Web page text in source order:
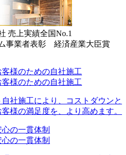
社施工により、コストダウンと
様の満足度を、より高めます。